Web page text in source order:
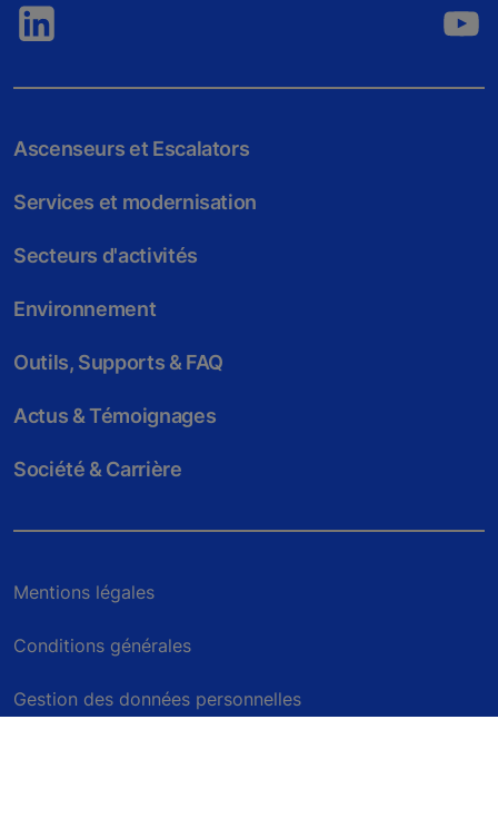
Ascenseurs et Escalators
Services et modernisation
Secteurs d'activités
Environnement
Outils, Supports & FAQ
Actus & Témoignages
Société & Carrière
Mentions légales
Conditions générales
Gestion des données personnelles